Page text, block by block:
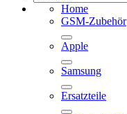
Home
GSM-Zubehör
Apple
Samsung
Ersatzteile